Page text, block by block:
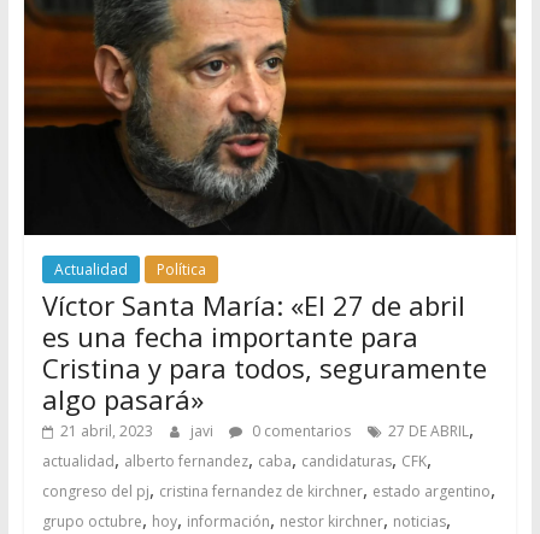
Actualidad Política
Víctor Santa María: «El 27 de abril
es una fecha importante para
Cristina y para todos, seguramente
algo pasará»
21 abril, 2023 javi 0 comentarios 27 DE ABRIL,
actualidad, alberto fernandez, caba, candidaturas, CFK,
congreso del pj, cristina fernandez de kirchner, estado argentino,
grupo octubre, hoy, información, nestor kirchner, noticias,